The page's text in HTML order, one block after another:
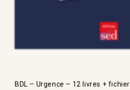
BDL – Urgence – 12 livres + fichier